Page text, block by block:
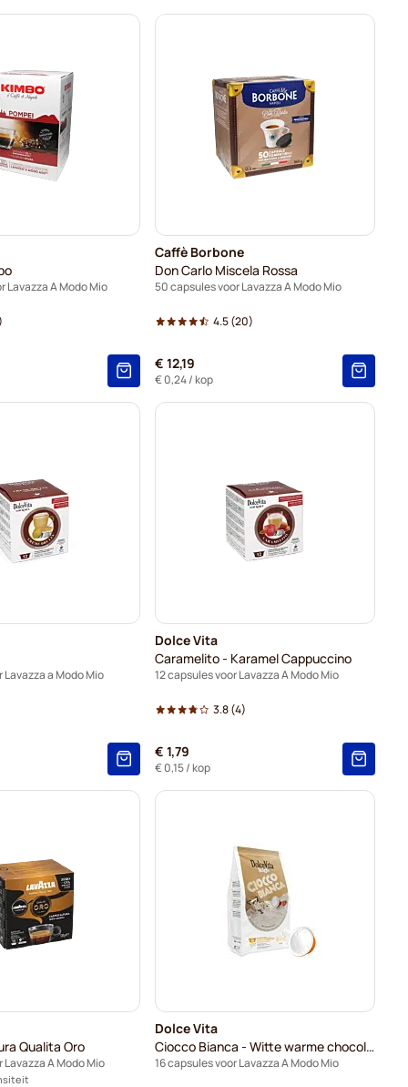
Lavazza A Modo Mio
Caffè Borbone
Don Carlo Miscela Rossa
50 capsules voor Lavazza A Modo Mio
4.5(20)
€ 12,19
€ 0,24/ kop
Lavazza a Modo Mio
Dolce Vita
Caramelito - Karamel Cappuccino
12 capsules voor Lavazza A Modo Mio
3.8(4)
€ 1,79
€ 0,15/ kop
Qualita Oro
Lavazza A Modo Mio
Dolce Vita
Ciocco Bianca - Witte warme chocolademelk
16 capsules voor Lavazza A Modo Mio